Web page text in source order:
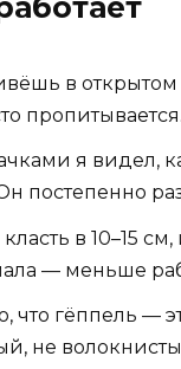
в
пропитывается.
я видел,
в 10–15
— меньше
что гёппель —
не